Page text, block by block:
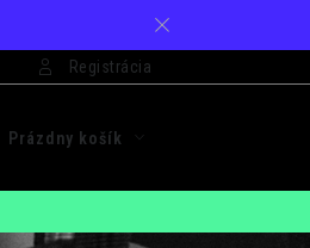
Registrácia
Prázdny košík